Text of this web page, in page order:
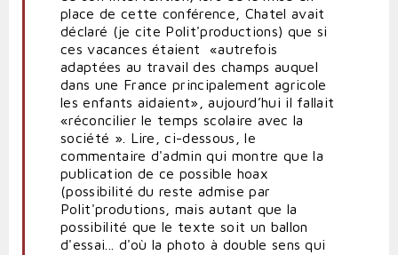
place de cette conférence, Chatel avait
déclaré (je cite Polit'productions) que si
ces vacances étaient «autrefois
adaptées au travail des champs auquel
dans une France principalement agricole
les enfants aidaient», aujourd’hui il fallait
«réconcilier le temps scolaire avec la
société ».
Lire, ci-dessous, le
commentaire d'admin qui montre que la
publication de ce possible hoax
(possibilité du reste admise par
Polit'produtions, mais autant que la
possibilité que le texte soit un ballon
d'essai... d'où la photo à double sens qui